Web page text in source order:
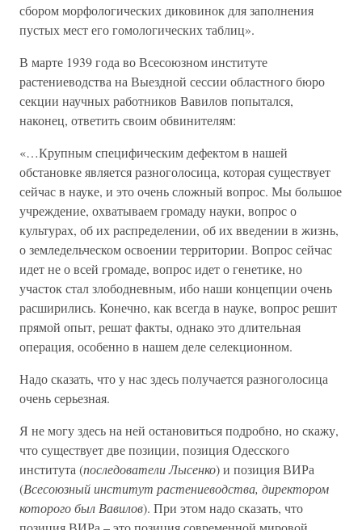
сбором морфологических диковинок для заполнения
пустых мест его гомологических таблиц».
В марте 1939 года во Всесоюзном институте
растениеводства на Выездной сессии областного бюро
секции научных работников Вавилов попытался,
наконец, ответить своим обвинителям:
«…Крупным специфическим дефектом в нашей
обстановке является разноголосица, которая существует
сейчас в науке, и это очень сложный вопрос. Мы большое
учреждение, охватываем громаду науки, вопрос о
культурах, об их распределении, об их введении в жизнь,
о земледельческом освоении территории. Вопрос сейчас
идет не о всей громаде, вопрос идет о генетике, но
участок стал злободневным, ибо наши концепции очень
расширились. Конечно, как всегда в науке, вопрос решит
прямой опыт, решат факты, однако это длительная
операция, особенно в нашем деле селекционном.
Надо сказать, что у нас здесь получается разноголосица
очень серьезная.
Я не могу здесь на ней остановиться подробно, но скажу,
что существует две позиции, позиция Одесского
института (последователи Лысенко) и позиция ВИРа
(Всесоюзный институт растениеводства, директором
которого был Вавилов). При этом надо сказать, что